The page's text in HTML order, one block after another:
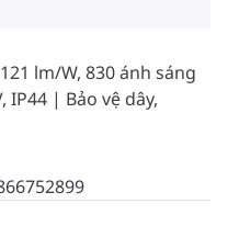
lm/W, 830 ánh sáng
IP44 | Bảo vệ dây,